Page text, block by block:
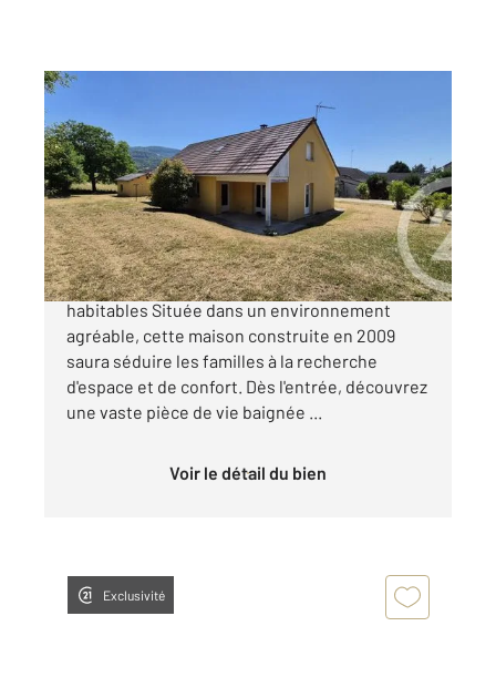
132,12 m
Ref : 2949
Maison à vendre
195 000 €
COUSANCE Pavillon familial d'environ 132 m²
habitables Située dans un environnement
agréable, cette maison construite en 2009
saura séduire les familles à la recherche
d'espace et de confort. Dès l'entrée, découvrez
une vaste pièce de vie baignée ...
Voir le détail du bien
Exclusivité